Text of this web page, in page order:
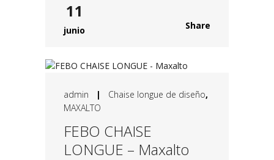
11
junio Share
admin | Chaise longue de diseño,
MAXALTO
FEBO CHAISE
LONGUE – Maxalto